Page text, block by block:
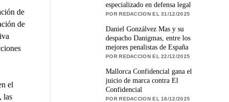
de
de
el
las
especializado en defensa legal
POR REDACCION EL 31/12/2025
Daniel Gonzálvez Mas y su
despacho Danigmas, entre los
mejores penalistas de España
POR REDACCION EL 22/12/2025
Mallorca Confidencial gana el
juicio de marca contra El
Confidencial
POR REDACCION EL 18/12/2025